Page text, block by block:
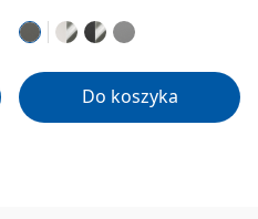
Do koszyka